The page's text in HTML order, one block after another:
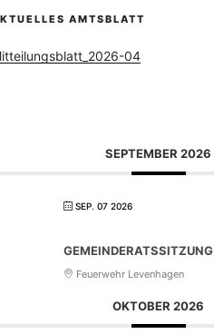
AMTSBLATT
04
SEPTEMBER 2026
SEP. 07 2026
GEMEINDERATSSITZUNG
Feuerwehr Levenhagen
OKTOBER 2026